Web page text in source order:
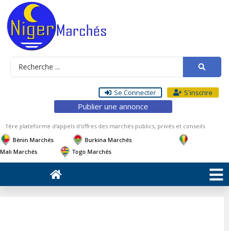
Se Connecter S'inscrire
Publier une annonce
1ère plateforme d'appels d'offres des marchés publics, privés et conseils
Bénin Marchés
Burkina Marchés
Mali Marchés
Togo Marchés